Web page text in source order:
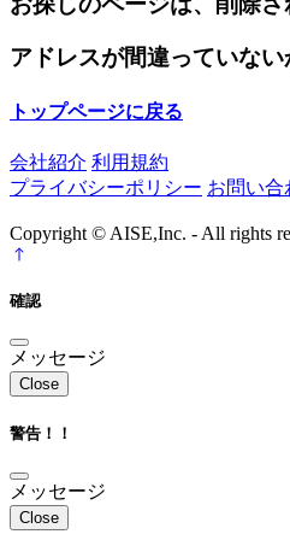
アドレスが間違っていな
トップページに戻る
会社紹介 利用規約
プライバシーポリシー お問い合
Copyright © AISE,Inc. - All rights
確認
メッセージ
Close
警告！！
メッセージ
Close